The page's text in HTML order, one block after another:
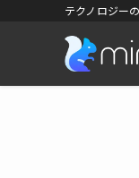
テクノロジー